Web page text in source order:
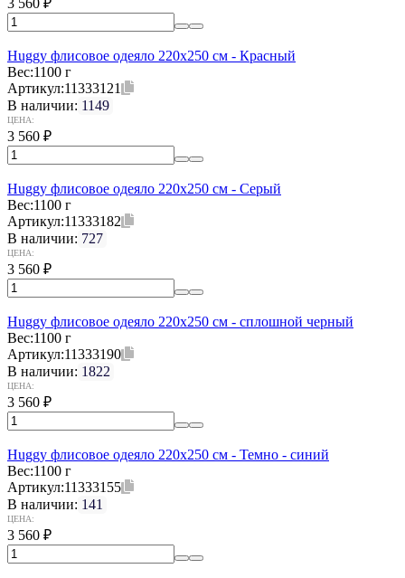
Huggy флисовое одеяло 220x250 см - Красный
Вес:1100 г
Артикул:11333121
В наличии: 1149
ЦЕНА:
3 560 ₽
Huggy флисовое одеяло 220x250 см - Серый
Вес:1100 г
Артикул:11333182
В наличии: 727
ЦЕНА:
3 560 ₽
Huggy флисовое одеяло 220x250 см - сплошной черный
Вес:1100 г
Артикул:11333190
В наличии: 1822
ЦЕНА:
3 560 ₽
Huggy флисовое одеяло 220x250 см - Темно - синий
Вес:1100 г
Артикул:11333155
В наличии: 141
ЦЕНА:
3 560 ₽